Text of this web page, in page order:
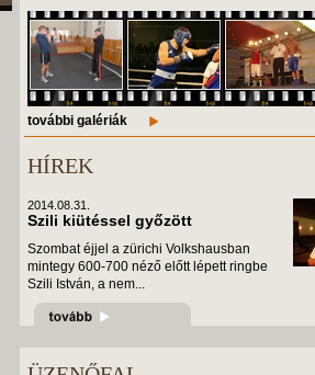
további galériák
HÍREK
2014.08.31.
Szili kiütéssel győzött
Szombat éjjel a zürichi Volkshausban
mintegy 600-700 néző előtt lépett ringbe
Szili István, a nem...